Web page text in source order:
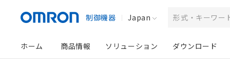
制御機器 Japan
ホーム 商品情報 ソリューション ダウンロード